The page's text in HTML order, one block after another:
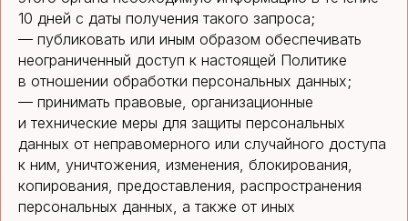
10 дней с даты получения такого запроса;
— публиковать или иным образом обеспечивать
неограниченный доступ к настоящей Политике
в отношении обработки персональных данных;
— принимать правовые, организационные
и технические меры для защиты персональных
данных от неправомерного или случайного доступа
к ним, уничтожения, изменения, блокирования,
копирования, предоставления, распространения
персональных данных, а также от иных